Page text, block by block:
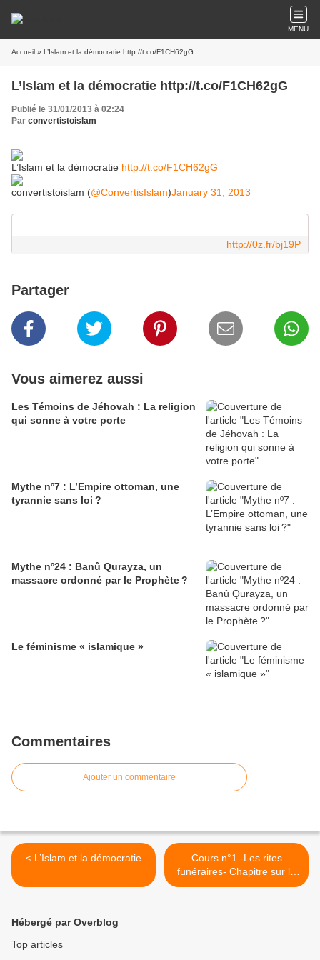
MENU
Accueil » L’Islam et la démocratie http://t.co/F1CH62gG
L’Islam et la démocratie http://t.co/F1CH62gG
Publié le 31/01/2013 à 02:24
Par convertistoislam
L’Islam et la démocratie http://t.co/F1CH62gG
convertistoislam (@ConvertisIslam)January 31, 2013
http://0z.fr/bj19P
Partager
Vous aimerez aussi
Les Témoins de Jéhovah : La religion
qui sonne à votre porte
Mythe nº7 : L’Empire ottoman, une
tyrannie sans loi ?
Mythe nº24 : Banû Qurayza, un
massacre ordonné par le Prophète ?
Le féminisme « islamique »
Commentaires
Ajouter un commentaire
< L’Islam et la démocratie
Cours n°1 -Les rites
funéraires- Chapitre sur le
fait de fermer les yeux du
Hébergé par Overblog
Top articles